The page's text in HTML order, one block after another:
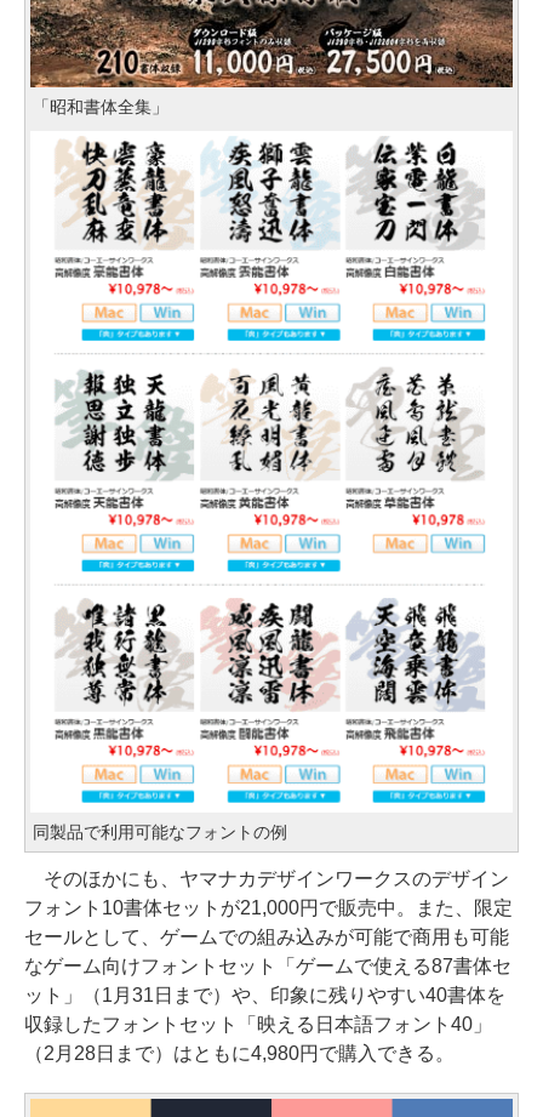
「昭和書体全集」
同製品で利用可能なフォントの例
そのほかにも、ヤマナカデザインワークスのデザイン
フォント10書体セットが21,000円で販売中。また、限定
セールとして、ゲームでの組み込みが可能で商用も可能
なゲーム向けフォントセット「ゲームで使える87書体セ
ット」（1月31日まで）や、印象に残りやすい40書体を
収録したフォントセット「映える日本語フォント40」
（2月28日まで）はともに4,980円で購入できる。